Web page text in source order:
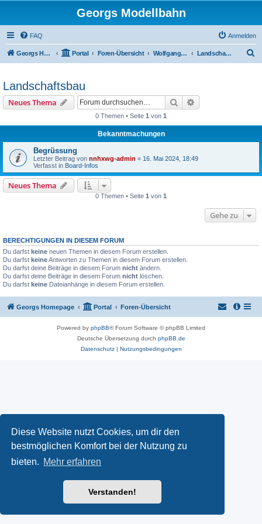
Diese Website nutzt Cookies, um dir den
bestmöglichen Komfort bei der Nutzung zu
bieten. Mehr erfahren
Verstanden!
Georgs Modellbahn
FAQ Anmelden
Georgs Homepage Portal Foren-Übersicht Wolfgang seine umgebauten Fahrzeuge und Anlage Landschaftsbau
Landschaftsbau
Neues Thema Suche
0 Themen • Seite 1 von 1
Bekanntmachungen
Begrüssung
Letzter Beitrag von nnhxwg-admin « 16. Mai 2024, 18:49
Verfasst in Board-Infos
Neues Thema
0 Themen • Seite 1 von 1
Gehe zu
BERECHTIGUNGEN IN DIESEM FORUM
Du darfst keine neuen Themen in diesem Forum erstellen.
Du darfst keineAntworten zu Themen in diesem Forum erstellen.
Du darfst deine Beiträge in diesem Forum nicht ändern.
Du darfst deine Beiträge in diesem Forum nicht löschen.
Du darfst keine Dateianhänge in diesem Forum erstellen.
Georgs Homepage Portal Foren-Übersicht
Powered by phpBB® Forum Software © phpBB Limited
Deutsche Übersetzung durch phpBB.de
Datenschutz| Nutzungsbedingungen